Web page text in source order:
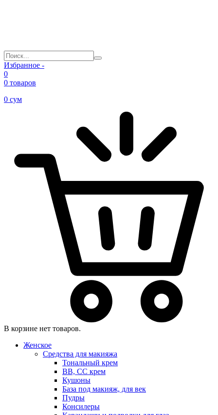
Избранное -
0
0 товаров
0 сум
В корзине нет товаров.
Женское
Средства для макияжа
Тональный крем
BB, CC крем
Кушоны
База под макияж, для век
Пудры
Консилеры